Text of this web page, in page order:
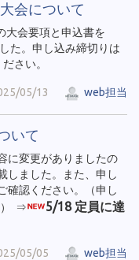
会について
大会要項と申込書を
た。申し込み締切りは
さい。
05/13 web担当
いて
に変更がありましたの
しました。また、申し
確認ください。（申し
） ⇒
5/18 定員に達
05/05 web担当